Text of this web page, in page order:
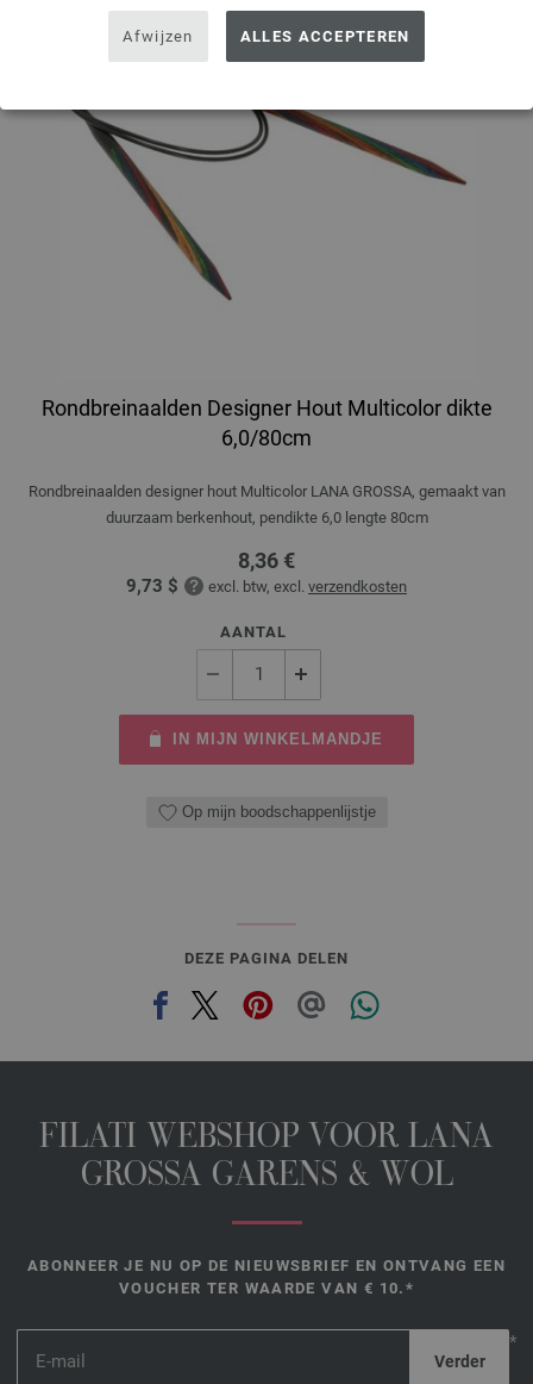
Afwijzen ALLES ACCEPTEREN
Rondbreinaalden Designer Hout Multicolor dikte
6,0/80cm
Rondbreinaalden designer hout Multicolor LANA GROSSA, gemaakt van
duurzaam berkenhout, pendikte 6,0 lengte 80cm
8,36 €
9,73 $ excl. btw, excl. verzendkosten
AANTAL
IN MIJN WINKELMANDJE
Op mijn boodschappenlijstje
DEZE PAGINA DELEN
FILATI WEBSHOP VOOR LANA
GROSSA GARENS & WOL
ABONNEER JE NU OP DE NIEUWSBRIEF EN ONTVANG EEN
VOUCHER TER WAARDE VAN € 10.*
*